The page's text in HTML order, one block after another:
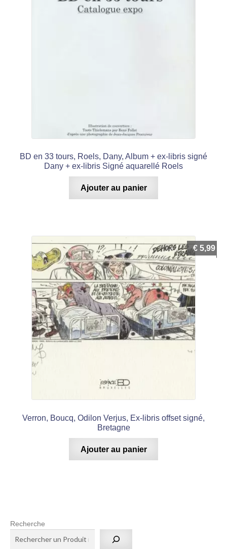
BD en 33 tours, Roels, Dany, Album + ex-libris signé
Dany + ex-libris Signé aquarellé Roels
Ajouter au panier
Verron, Boucq, Odilon Verjus, Ex-libris offset signé,
Bretagne
€ 5,99
Ajouter au panier
Recherche